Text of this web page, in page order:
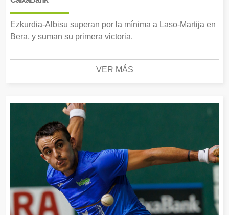
Ezkurdia-Albisu superan por la mínima a Laso-Martija en
Bera, y suman su primera victoria.
VER MÁS